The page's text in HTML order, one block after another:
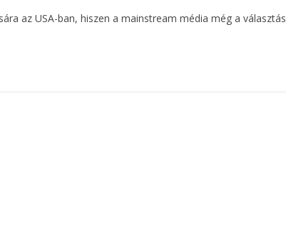
az USA-ban, hiszen a mainstream média még a választás